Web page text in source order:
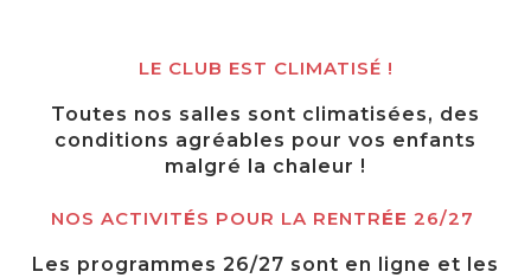
LE CLUB EST CLIMATISÉ !
Toutes nos salles sont climatisées, des
conditions agréables pour vos enfants
malgré la chaleur !
NOS ACTIVITÉS POUR LA RENTRÉE 26/27
Les programmes 26/27 sont en ligne et les